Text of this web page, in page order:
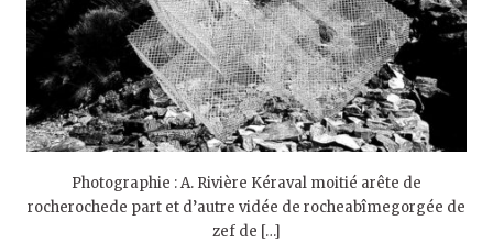
Photographie : A. Rivière Kéraval moitié arête de
rocherochede part et d’autre vidée de rocheabîmegorgée de
zef de […]